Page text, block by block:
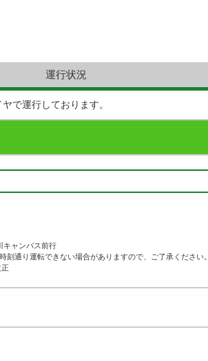
運行状況
ヤで運行しております。
キャンパス前行
刻通り運転できない場合がありますので、ご了承ください。